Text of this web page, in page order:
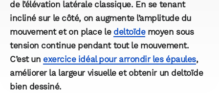
de l’élévation latérale classique. En se tenant
incliné sur le côté, on augmente l’amplitude du
mouvement et on place le deltoïdemoyen sous
tension continue pendant tout le mouvement.
C’est un exercice idéal pour arrondir les épaules,
améliorer la largeur visuelle et obtenir un deltoïde
bien dessiné.